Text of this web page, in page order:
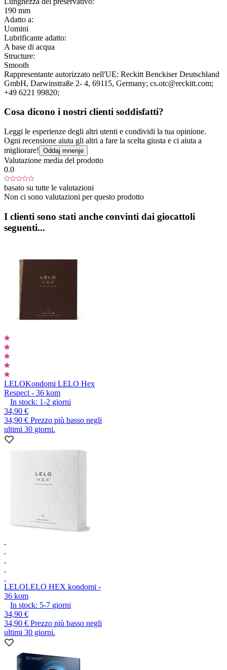
190 mm
Adatto a:
Uomini
Lubrificante adatto:
A base di acqua
Structure:
Smooth
Rappresentante autorizzato nell'UE: Reckitt Benckiser Deutschland
GmbH, Darwinstraße 2- 4, 69115, Germany; cs.otc@reckitt.com;
+49 6221 99820;
Cosa dicono i nostri clienti soddisfatti?
Leggi le esperienze degli altri utenti e condividi la tua opinione.
Ogni recensione aiuta gli altri a fare la scelta giusta e ci aiuta a
migliorare! Oddaj mnenje
Valutazione media del prodotto
0.0
basato su tutte le valutazioni
Non ci sono valutazioni per questo prodotto
I clienti sono stati anche convinti dai giocattoli
seguenti...
LELOKondomi LELO Hex
Respect - 36 kom
In stock: 1-2 giorni
34,90 €
34,90 € Prezzo più basso negli
ultimi 30 giorni.
LELOLELO HEX kondomi -
36 kom
In stock: 5-7 giorni
34,90 €
34,90 € Prezzo più basso negli
ultimi 30 giorni.